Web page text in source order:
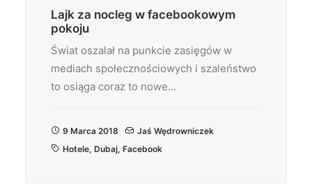
Lajk za nocleg w facebookowym
pokoju
Świat oszalał na punkcie zasięgów w
mediach społecznościowych i szaleństwo
to osiąga coraz to nowe…
9 Marca 2018
Jaś Wędrowniczek
Hotele, Dubaj, Facebook